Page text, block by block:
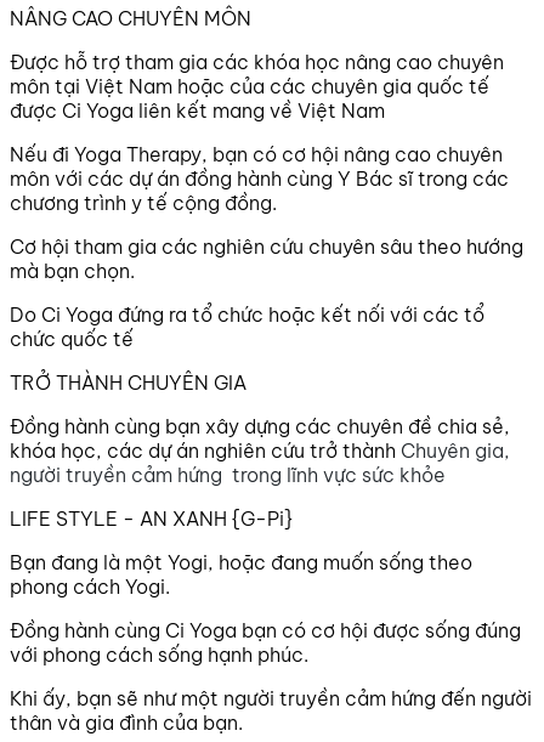
NÂNG CAO CHUYÊN MÔN
Được hỗ trợ tham gia các khóa học nâng cao chuyên
môn tại Việt Nam hoặc của các chuyên gia quốc tế
được Ci Yoga liên kết mang về Việt Nam
Nếu đi Yoga Therapy, bạn có cơ hội nâng cao chuyên
môn với các dự án đồng hành cùng Y Bác sĩ trong các
chương trình y tế cộng đồng.
Cơ hội tham gia các nghiên cứu chuyên sâu theo hướng
mà bạn chọn.
Do Ci Yoga đứng ra tổ chức hoặc kết nối với các tổ
chức quốc tế
TRỞ THÀNH CHUYÊN GIA
Đồng hành cùng bạn xây dựng các chuyên đề chia sẻ,
khóa học, các dự án nghiên cứu trở thành Chuyên gia,
người truyền cảm hứng trong lĩnh vực sức khỏe
LIFE STYLE - AN XANH {G-Pi}
Bạn đang là một Yogi, hoặc đang muốn sống theo
phong cách Yogi.
Đồng hành cùng Ci Yoga bạn có cơ hội được sống đúng
với phong cách sống hạnh phúc.
Khi ấy, bạn sẽ như một người truyền cảm hứng đến người
thân và gia đình của bạn.